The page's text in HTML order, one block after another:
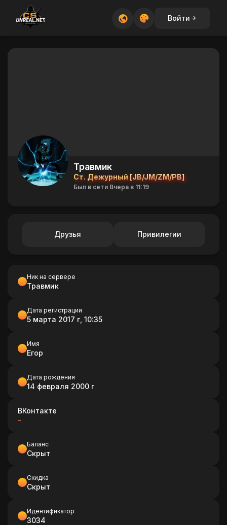
Войти
Травмик
Ст. Дежурный [JB/JM/ZM/PB]
Был в сети Вчера в 11:19
Друзья Привилегии
Ник на сервере
Травмик
Дата регистрации
5 марта 2017 г, 10:35
Имя
Егор
Дата рождения
14 февраля 2000 г
ВКонтакте
-
Баланс
Скрыт
Скидка
Скрыт
Идентификатор
3034